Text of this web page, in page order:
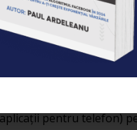
fizice regulate pot
Cu toate
deoarece acestea
poți folosi dispozitive
pentru telefon)